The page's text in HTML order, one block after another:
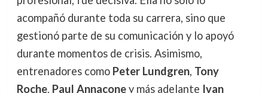
acompañó durante toda su carrera, sino que
gestionó parte de su comunicación y lo apoyó
durante momentos de crisis. Asimismo,
entrenadores como Peter Lundgren, Tony
Roche, Paul Annaconey más adelante Ivan